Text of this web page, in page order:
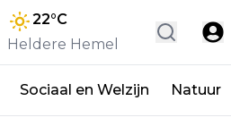
22°C
Heldere Hemel
Sociaal en Welzijn Natuur